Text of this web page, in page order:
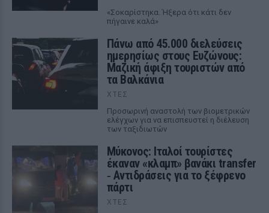
«Σοκαρίστηκα. Ήξερα ότι κάτι δεν
πήγαινε καλά»
Πάνω από 45.000 διελεύσεις
ημερησίως στους Ευζώνους:
Μαζική άφιξη τουριστών από
τα Βαλκάνια
ΧΤΕΣ
Προσωρινή αναστολή των βιομετρικών
ελέγχων για να επισπευστεί η διέλευση
των ταξιδιωτών
Μύκονος: Ιταλοί τουρίστες
έκαναν «κλαμπ» βανάκι transfer
‑ Αντιδράσεις για το ξέφρενο
πάρτι
ΧΤΕΣ